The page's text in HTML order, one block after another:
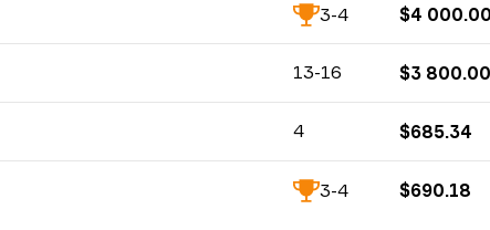
3-4 CS:GO
$4 000.00
13-16 CS:GO
$3 800.00
4 CS:GO
$685.34
3-4 CS:GO
$690.18